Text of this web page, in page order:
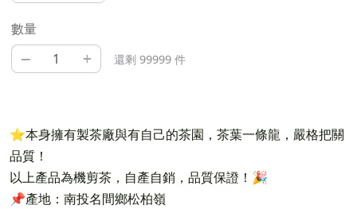
數量
– + 還剩 99999 件
⭐️本身擁有製茶廠與有自己的茶園，茶葉一條龍，嚴格把關
品質！
以上產品為機剪茶，自產自銷，品質保證！🎉
📌產地：南投名間鄉松柏嶺